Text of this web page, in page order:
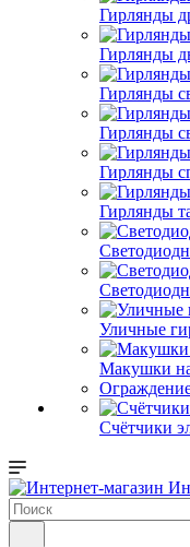
Гирлянды
Гирлянды
Гирлянды
Гирлянды
Гирлянды
Гирлянды
Уличные
Макушки
Счётчики